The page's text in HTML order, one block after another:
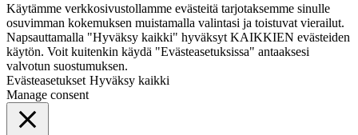
Käytämme verkkosivustollamme evästeitä tarjotaksemme sinulle
osuvimman kokemuksen muistamalla valintasi ja toistuvat vierailut.
Napsauttamalla "Hyväksy kaikki" hyväksyt KAIKKIEN evästeiden
käytön. Voit kuitenkin käydä "Evästeasetuksissa" antaaksesi
valvotun suostumuksen.
Evästeasetukset Hyväksy kaikki
Manage consent